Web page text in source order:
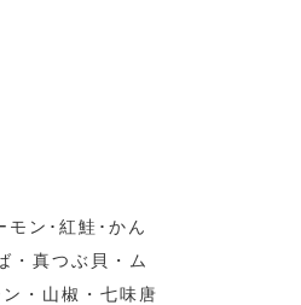
ン･紅鮭･かん
・真つぶ貝・ム
・山椒・七味唐